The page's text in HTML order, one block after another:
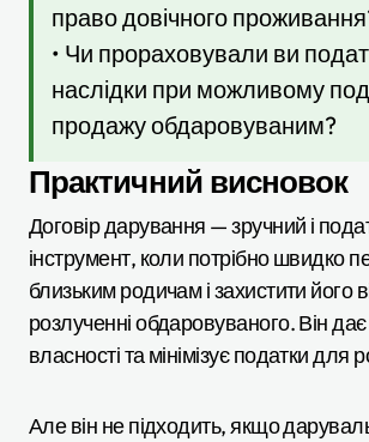
право довічного
• Чи прораховували ви
наслідки при можливому
продажу обдаровуваним?
Практичний висновок
Договір дарування — зручний і
інструмент, коли потрібно швидко
близьким родичам і захистити його
розлученні обдаровуваного. Він
власності та мінімізує податки для
Але він не підходить, якщо